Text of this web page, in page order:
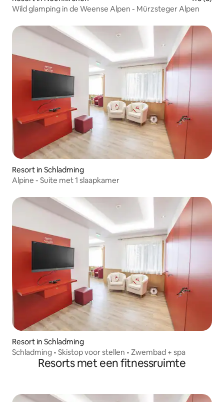
Wild glamping in de Weense Alpen - Mürzsteger Alpen
Resort in Schladming
Alpine - Suite met 1 slaapkamer
Resort in Schladming
Schladming • Skistop voor stellen • Zwembad + spa
Resorts met een fitnessruimte